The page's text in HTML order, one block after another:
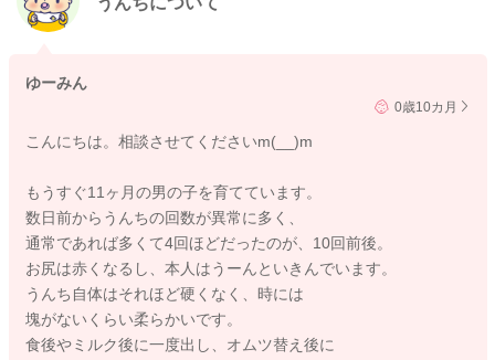
ゆーみん
0歳10カ月
こんにちは。相談させてくださいm(__)m
もうすぐ11ヶ月の男の子を育てています。
数日前からうんちの回数が異常に多く、
通常であれば多くて4回ほどだったのが、10回前後。
お尻は赤くなるし、本人はうーんといきんでいます。
うんち自体はそれほど硬くなく、時には
塊がないくらい柔らかいです。
食後やミルク後に一度出し、オムツ替え後に